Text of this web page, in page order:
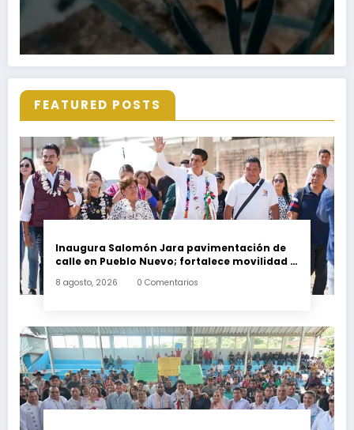
FEATURED POSTS
Inaugura Salomón Jara pavimentación de
calle en Pueblo Nuevo; fortalece movilidad y
8 agosto, 2026 0 Comentarios